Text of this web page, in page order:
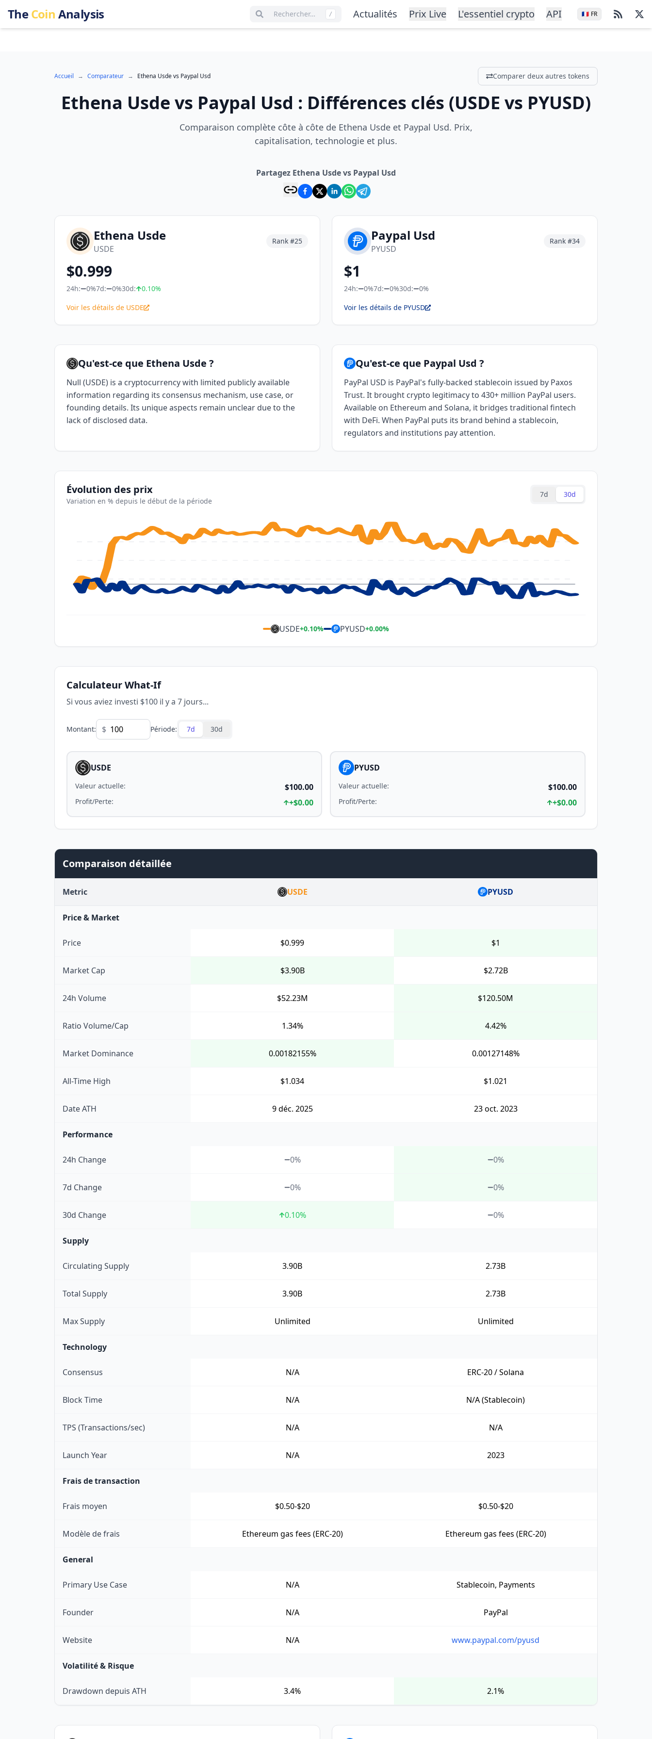
TheCoin Analysis Rechercher… / Actualités Prix Live L'essentiel crypto API 🇫🇷 FR
Accueil → Comparateur → Ethena Usdevs Paypal Usd Comparer deux autres tokens
Ethena Usde vs Paypal Usd : Différences clés (USDE vs PYUSD)
Comparaison complète côte à côte de Ethena Usde et Paypal Usd. Prix,
capitalisation, technologie et plus.
Partagez Ethena Usde vs Paypal Usd
Ethena Usde
USDE
Rank #25
$0.999
24h: 0%7d: 0%30d: 0.10%
Voir les détails de USDE
Paypal Usd
PYUSD
Rank #34
$1
24h: 0%7d: 0%30d: 0%
Voir les détails de PYUSD
Qu'est-ce que Ethena Usde ?
Null (USDE) is a cryptocurrency with limited publicly available
information regarding its consensus mechanism, use case, or
founding details. Its unique aspects remain unclear due to the
lack of disclosed data.
Qu'est-ce que Paypal Usd ?
PayPal USD is PayPal's fully-backed stablecoin issued by Paxos
Trust. It brought crypto legitimacy to 430+ million PayPal users.
Available on Ethereum and Solana, it bridges traditional fintech
with DeFi. When PayPal puts its brand behind a stablecoin,
regulators and institutions pay attention.
Évolution des prix
Variation en % depuis le début de la période
7d 30d
USDE+0.10% PYUSD+0.00%
Calculateur What-If
Si vous aviez investi $100 il y a 7 jours...
Montant: $ Période: 7d 30d
USDE
Valeur actuelle: $100.00
Profit/Perte: +$0.00
PYUSD
Valeur actuelle: $100.00
Profit/Perte: +$0.00
Comparaison détaillée
Metric USDE PYUSD
Price & Market
Price $0.999 $1
Market Cap $3.90B $2.72B
24h Volume $52.23M $120.50M
Ratio Volume/Cap 1.34% 4.42%
Market Dominance 0.00182155% 0.00127148%
All-Time High $1.034 $1.021
Date ATH 9 déc. 2025 23 oct. 2023
Performance
24h Change 0% 0%
7d Change 0% 0%
30d Change 0.10% 0%
Supply
Circulating Supply 3.90B 2.73B
Total Supply 3.90B 2.73B
Max Supply Unlimited Unlimited
Technology
Consensus N/A ERC-20 / Solana
Block Time N/A N/A (Stablecoin)
TPS (Transactions/sec) N/A N/A
Launch Year N/A 2023
Frais de transaction
Frais moyen $0.50-$20 $0.50-$20
Modèle de frais Ethereum gas fees (ERC-20) Ethereum gas fees (ERC-20)
General
Primary Use Case N/A Stablecoin, Payments
Founder N/A PayPal
Website N/A www.paypal.com/pyusd
Volatilité & Risque
Drawdown depuis ATH 3.4% 2.1%